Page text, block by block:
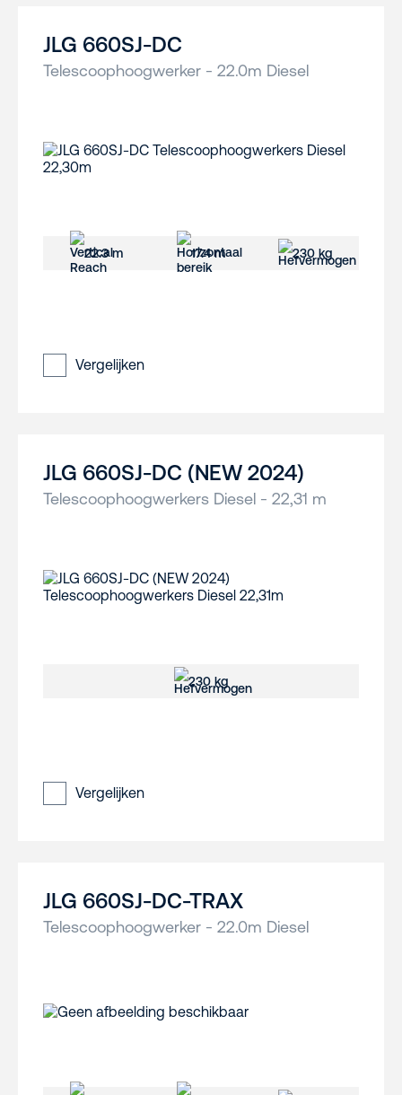
JLG 660SJ-DC
Telescoophoogwerker - 22.0m Diesel
22.3 m 17.4 m 230 kg
Vergelijken
JLG 660SJ-DC (NEW 2024)
Telescoophoogwerkers Diesel - 22,31 m
230 kg
Vergelijken
JLG 660SJ-DC-TRAX
Telescoophoogwerker - 22.0m Diesel